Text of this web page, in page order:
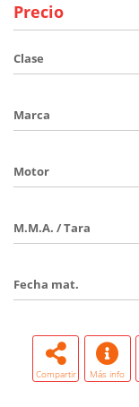
Precio
Clase
Marca
Motor
M.M.A. / Tara
Fecha mat.
Compartir Más info